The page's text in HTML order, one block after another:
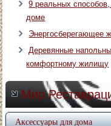
9 реальных
доме
Энергосберегающее
Деревянные
комфортному жилищу
Мир
Аксессуары для дома